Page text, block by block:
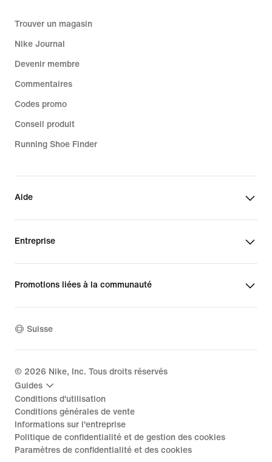
Trouver un magasin
Nike Journal
Devenir membre
Commentaires
Codes promo
Conseil produit
Running Shoe Finder
Aide
Entreprise
Promotions liées à la communauté
Suisse
© 2026 Nike, Inc. Tous droits réservés
Guides
Conditions d'utilisation
Conditions générales de vente
Informations sur l'entreprise
Politique de confidentialité et de gestion des cookies
Paramètres de confidentialité et des cookies